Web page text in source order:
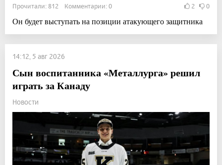
Прочитали: 812 Комментарии: 0 2 0
Он будет выступать на позиции атакующего защитника
14:12, 5 авг 2026
Сын воспитанника «Металлурга» решил
играть за Канаду
Новости